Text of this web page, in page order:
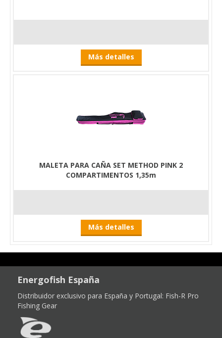
Más detalles
MALETA PARA CAÑA SET METHOD PINK 2
COMPARTIMENTOS 1,35m
Más detalles
Energofish España
Distribuidor exclusivo para España y Portugal: Fish-R Pro
Fishing Gear